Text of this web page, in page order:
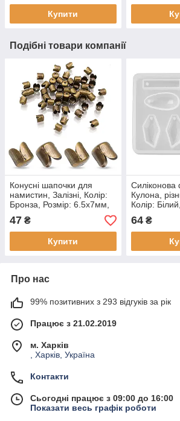
Купити
Подібні товари компанії
Конусні шапочки для
намистин, Залізні, Колір:
Бронза, Розмір: 6.5х7мм,
47 ₴
Купити
Кулона,
Колір:
розмір 5-
Отвір 2 мм,
64₴
Про нас
99% позитивних з 293 відгуків за рік
Працює з 21.02.2019
м. Харків
, Харків, Україна
Контакти
Сьогодні працює з 09:00 до 16:00
Показати весь графік роботи